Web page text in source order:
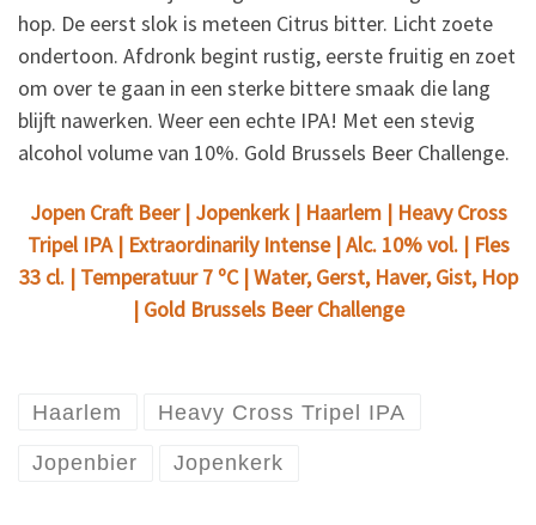
hop. De eerst slok is meteen Citrus bitter. Licht zoete
ondertoon. Afdronk begint rustig, eerste fruitig en zoet
om over te gaan in een sterke bittere smaak die lang
blijft nawerken. Weer een echte IPA! Met een stevig
alcohol volume van 10%. Gold Brussels Beer Challenge.
Jopen Craft Beer | Jopenkerk | Haarlem | Heavy Cross
Tripel IPA | Extraordinarily Intense | Alc. 10% vol. | Fles
33 cl. | Temperatuur 7 ºC | Water, Gerst, Haver, Gist, Hop
| Gold Brussels Beer Challenge
Haarlem Heavy Cross Tripel IPA
Jopenbier Jopenkerk